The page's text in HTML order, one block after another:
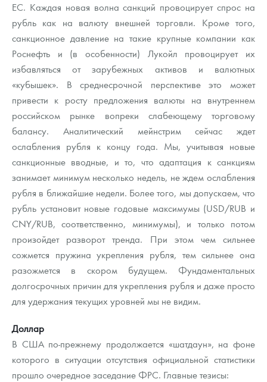
Жетоны "Необыкновенные обитатели глубин"
Ювелирные изделия
Золотая карманная галерея
Наборы подарочных и коллекционных монет
Книги по нумизматике
Политика использования Cookies
Положение по обработке и защите персональных данных
ЕС. Каждая новая волна санкций провоцирует спрос на
рубль как на валюту внешней торговли. Кроме того,
санкционное давление на такие крупные компании как
Роснефть и (в особенности) Лукойл провоцирует их
избавляться от зарубежных активов и валютных
«кубышек». В среднесрочной перспективе это может
привести к росту предложения валюты на внутреннем
российском рынке вопреки слабеющему торговому
балансу. Аналитический мейнстрим сейчас ждет
ослабления рубля к концу года. Мы, учитывая новые
санкционные вводные, и то, что адаптация к санкциям
занимает минимум несколько недель, не ждем ослабления
рубля в ближайшие недели. Более того, мы допускаем, что
рубль установит новые годовые максимумы (USD/RUB и
CNY/RUB, соответственно, минимумы), и только потом
произойдет разворот тренда. При этом чем сильнее
сожмется пружина укрепления рубля, тем сильнее она
разожмется в скором будущем. Фундаментальных
долгосрочных причин для укрепления рубля и даже просто
для удержания текущих уровней мы не видим.
Доллар
В США по-прежнему продолжается «шатдаун», на фоне
которого в ситуации отсутствия официальной статистики
прошло очередное заседание ФРС. Главные тезисы: